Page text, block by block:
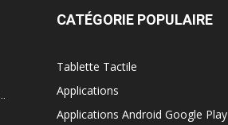
CATÉGORIE POPULAIRE
Tablette Tactile
Applications
Applications Android Google Play